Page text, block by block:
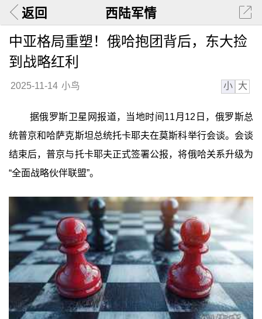
返回 西陆军情
中亚格局重塑！俄哈抱团背后，东大捡
到战略红利
2025-11-14 小鸟 小 大
据俄罗斯卫星网报道，当地时间11月12日，俄罗斯总
统普京和哈萨克斯坦总统托卡耶夫在莫斯科举行会谈。会谈
结束后，普京与托卡耶夫正式签署公报，将俄哈关系升级为
“全面战略伙伴联盟”。